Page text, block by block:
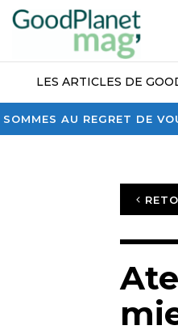
SOMMES AU REGRET DE
LES ARTICLES DE